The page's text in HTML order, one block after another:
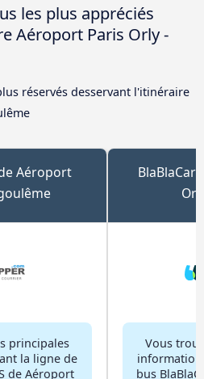
les plus appréciés
Aéroport Paris Orly -
réservés desservant l'itinéraire
de Aéroport
principales
la ligne de
de Aéroport
BlaBlaCar
Vous
bus